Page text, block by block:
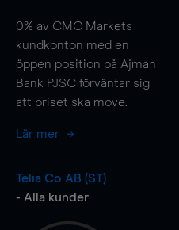
0% av CMC Markets
kundkonton med en
öppen position på Ajman
Bank PJSC förväntar sig
att priset ska move.
Lär mer
Telia Co AB (ST)
- Alla kunder